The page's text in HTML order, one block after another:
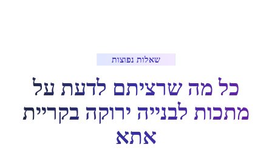
שאלות נפוצות
כל מה שרציתם לדעת על
מתכות לבנייה ירוקה בקריית
אתא